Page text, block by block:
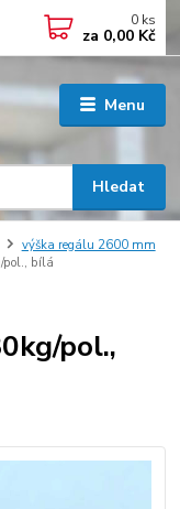
Menu
Hledat
0 ks
za 0,00 Kč
výška regálu 2600 mm
pol., bílá
pol.,